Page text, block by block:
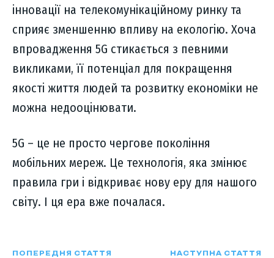
інновації на телекомунікаційному ринку та
сприяє зменшенню впливу на екологію. Хоча
впровадження 5G стикається з певними
викликами, її потенціал для покращення
якості життя людей та розвитку економіки не
можна недооцінювати.
5G – це не просто чергове покоління
мобільних мереж. Це технологія, яка змінює
правила гри і відкриває нову еру для нашого
світу. І ця ера вже почалася.
ПОПЕРЕДНЯ СТАТТЯ НАСТУПНА СТАТТЯ